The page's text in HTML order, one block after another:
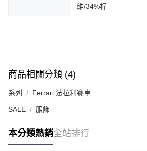
維/34%棉
商品相關分類 (4)
系列 Ferrari 法拉利賽車
SALE 服飾
本分類熱銷全站排行